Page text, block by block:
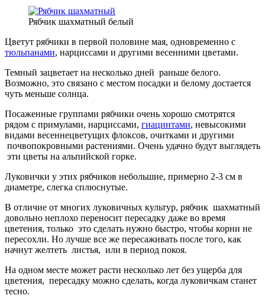
Рябчик шахматный белый
Цветут рябчики в первой половине мая, одновременно с
тюльпанами, нарциссами и другими весенними цветами.
Темный зацветает на несколько дней раньше белого.
Возможно, это связано с местом посадки и белому достается
чуть меньше солнца.
Посаженные группами рябчики очень хорошо смотрятся
рядом с примулами, нарциссами, гиацинтами, невысокими
видами весеннецветущих флоксов, очитками и другими
почвопокровными растениями. Очень удачно будут выглядеть
эти цветы на альпийской горке.
Луковички у этих рябчиков небольшие, примерно 2-3 см в
диаметре, слегка сплюснутые.
В отличие от многих луковичных культур, рябчик шахматный
довольно неплохо переносит пересадку даже во время
цветения, только это сделать нужно быстро, чтобы корни не
пересохли. Но лучше все же пересаживать после того, как
начнут желтеть листья, или в период покоя.
На одном месте может расти несколько лет без ущерба для
цветения, пересадку можно сделать, когда луковичкам станет
тесно.